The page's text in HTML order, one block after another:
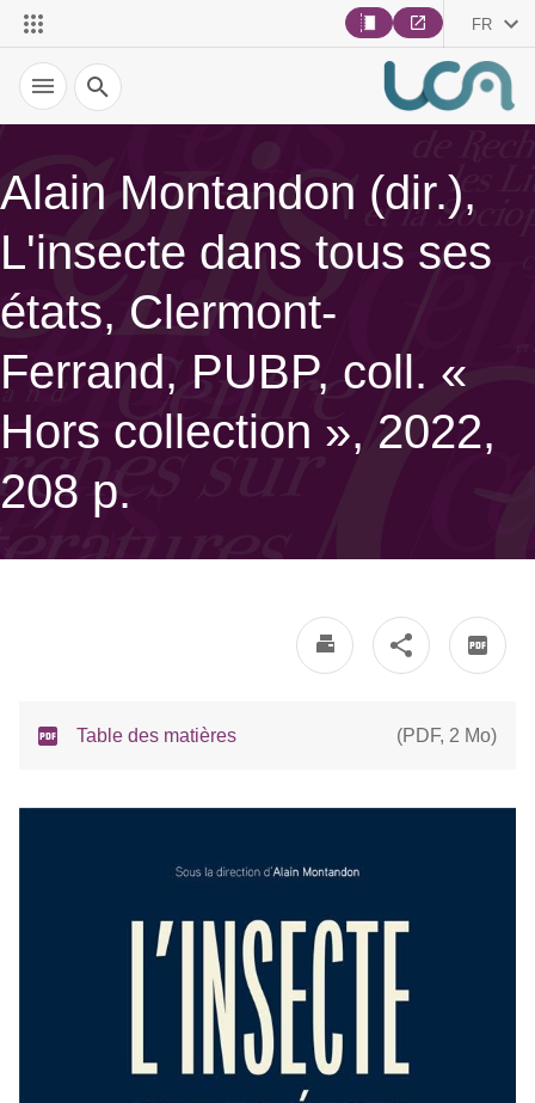
FR
Recherche
Alain Montandon (dir.),
L'insecte dans tous ses
états, Clermont-
Ferrand, PUBP, coll. «
Hors collection », 2022,
208 p.
Table des matières (PDF, 2 Mo)